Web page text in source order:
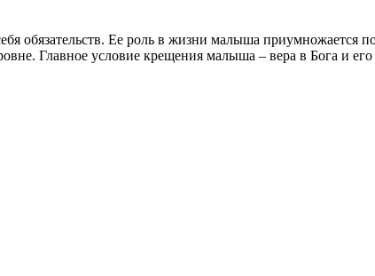
обязательств. Ее роль в жизни малыша приумножается
Главное условие крещения малыша – вера в Бога и